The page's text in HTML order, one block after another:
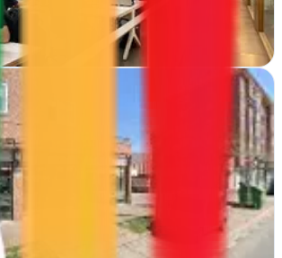
Rioja ofrece alojamiento web, diseño de
en marketing para que tu negocio crezca en